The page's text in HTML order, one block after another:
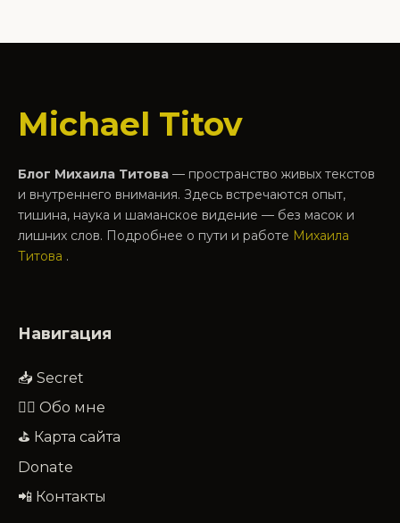
Michael Titov
Блог Михаила Титова — пространство живых текстов
и внутреннего внимания. Здесь встречаются опыт,
тишина, наука и шаманское видение — без масок и
лишних слов. Подробнее о пути и работе Михаила
Титова .
Навигация
📥 Secret
🧔‍♂️ Обо мне
⛳ Карта сайта
Donate
📲 Контакты